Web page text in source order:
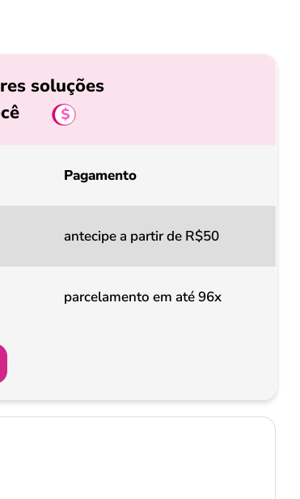
soluções
Pagamento
antecipe a partir de R$50
parcelamento em até 96x